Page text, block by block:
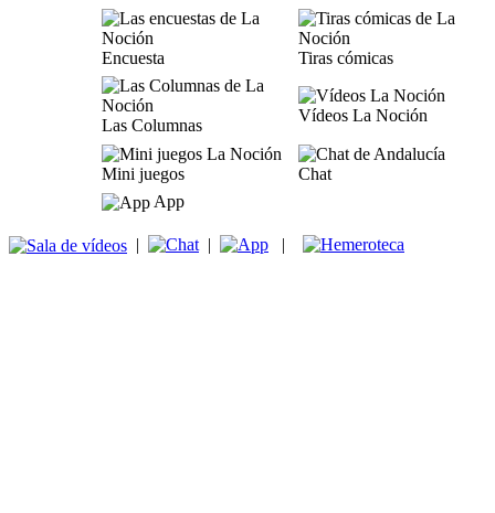
Encuesta Tiras cómicas
Las Columnas
Vídeos La Noción
Mini juegos
Chat
App
| | |